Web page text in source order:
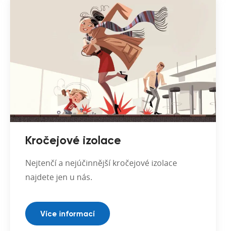
Kročejové izolace
Nejtenčí a nejúčinnější kročejové izolace
najdete jen u nás.
Více informací